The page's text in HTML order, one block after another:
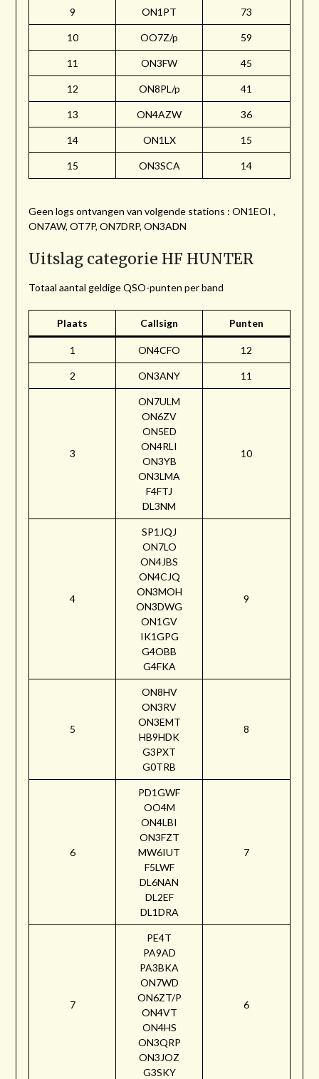
9 ON1PT 73
10 OO7Z/p 59
11 ON3FW 45
12 ON8PL/p 41
13 ON4AZW 36
14 ON1LX 15
15 ON3SCA 14
Geen logs ontvangen van volgende stations : ON1EOI ,
ON7AW, OT7P, ON7DRP, ON3ADN
Uitslag categorie HF HUNTER
Totaal aantal geldige QSO-punten per band
Plaats Callsign Punten
1 ON4CFO 12
2 ON3ANY 11
3
ON7ULM
ON6ZV
ON5ED
ON4RLI
ON3YB
ON3LMA
F4FTJ
DL3NM
10
4
SP1JQJ
ON7LO
ON4JBS
ON4CJQ
ON3MOH
ON3DWG
ON1GV
IK1GPG
G4OBB
G4FKA
9
5
ON8HV
ON3RV
ON3EMT
HB9HDK
G3PXT
G0TRB
8
6
PD1GWF
OO4M
ON4LBI
ON3FZT
MW6IUT
F5LWF
DL6NAN
DL2EF
DL1DRA
7
7
PE4T
PA9AD
PA3BKA
ON7WD
ON6ZT/P
ON4VT
ON4HS
ON3QRP
ON3JOZ
G3SKY
6